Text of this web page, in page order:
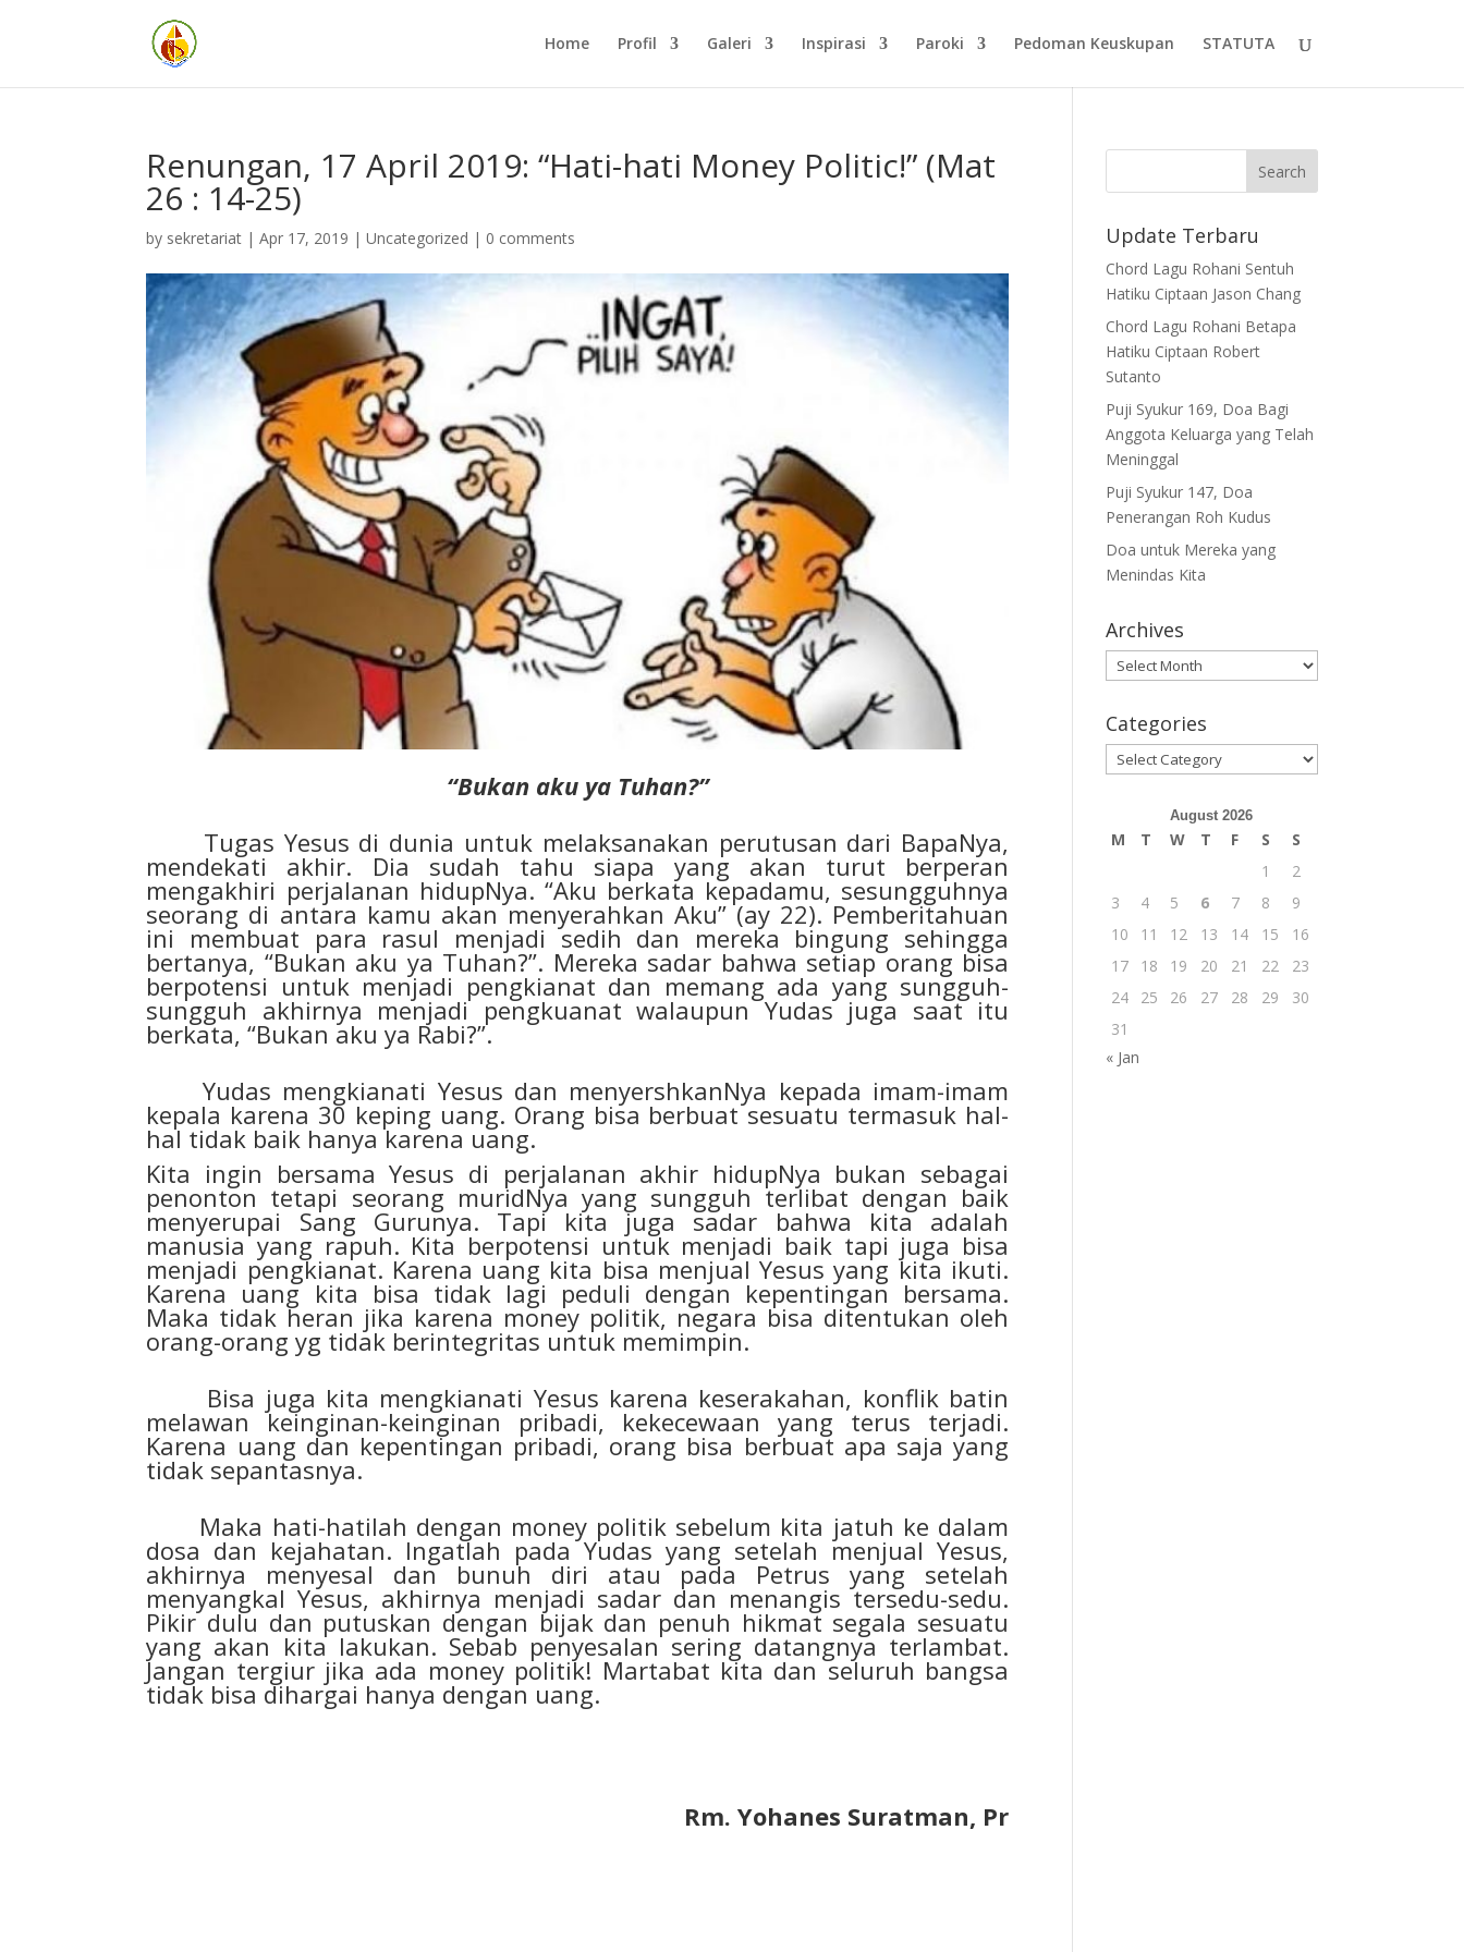
Home Profil Galeri Inspirasi Paroki Pedoman Keuskupan STATUTA
Renungan, 17 April 2019: “Hati-hati Money Politic!” (Mat
26 : 14-25)
by sekretariat |Apr 17, 2019 | Uncategorized | 0 comments
“Bukan aku ya Tuhan?”
Tugas Yesus di dunia untuk melaksanakan perutusan dari BapaNya,
mendekati akhir. Dia sudah tahu siapa yang akan turut berperan
mengakhiri perjalanan hidupNya. “Aku berkata kepadamu, sesungguhnya
seorang di antara kamu akan menyerahkan Aku” (ay 22). Pemberitahuan
ini membuat para rasul menjadi sedih dan mereka bingung sehingga
bertanya, “Bukan aku ya Tuhan?”. Mereka sadar bahwa setiap orang bisa
berpotensi untuk menjadi pengkianat dan memang ada yang sungguh-
sungguh akhirnya menjadi pengkuanat walaupun Yudas juga saat itu
berkata, “Bukan aku ya Rabi?”.
Yudas mengkianati Yesus dan menyershkanNya kepada imam-imam
kepala karena 30 keping uang. Orang bisa berbuat sesuatu termasuk hal-
hal tidak baik hanya karena uang.
Kita ingin bersama Yesus di perjalanan akhir hidupNya bukan sebagai
penonton tetapi seorang muridNya yang sungguh terlibat dengan baik
menyerupai Sang Gurunya. Tapi kita juga sadar bahwa kita adalah
manusia yang rapuh. Kita berpotensi untuk menjadi baik tapi juga bisa
menjadi pengkianat. Karena uang kita bisa menjual Yesus yang kita ikuti.
Karena uang kita bisa tidak lagi peduli dengan kepentingan bersama.
Maka tidak heran jika karena money politik, negara bisa ditentukan oleh
orang-orang yg tidak berintegritas untuk memimpin.
Bisa juga kita mengkianati Yesus karena keserakahan, konflik batin
melawan keinginan-keinginan pribadi, kekecewaan yang terus terjadi.
Karena uang dan kepentingan pribadi, orang bisa berbuat apa saja yang
tidak sepantasnya.
Maka hati-hatilah dengan money politik sebelum kita jatuh ke dalam
dosa dan kejahatan. Ingatlah pada Yudas yang setelah menjual Yesus,
akhirnya menyesal dan bunuh diri atau pada Petrus yang setelah
menyangkal Yesus, akhirnya menjadi sadar dan menangis tersedu-sedu.
Pikir dulu dan putuskan dengan bijak dan penuh hikmat segala sesuatu
yang akan kita lakukan. Sebab penyesalan sering datangnya terlambat.
Jangan tergiur jika ada money politik! Martabat kita dan seluruh bangsa
tidak bisa dihargai hanya dengan uang.
Rm. Yohanes Suratman, Pr
Update Terbaru
Chord Lagu Rohani Sentuh
Hatiku Ciptaan Jason Chang
Chord Lagu Rohani Betapa
Hatiku Ciptaan Robert
Sutanto
Puji Syukur 169, Doa Bagi
Anggota Keluarga yang Telah
Meninggal
Puji Syukur 147, Doa
Penerangan Roh Kudus
Doa untuk Mereka yang
Menindas Kita
Archives
Archives
Categories
Categories
August 2026
M T W T F S
S
1
2
3
4 5 6 7 8
9
10
11 12 13 14 15
16
17
18 19 20 21 22
23
24
25 26 27 28 29
30
31
« Jan